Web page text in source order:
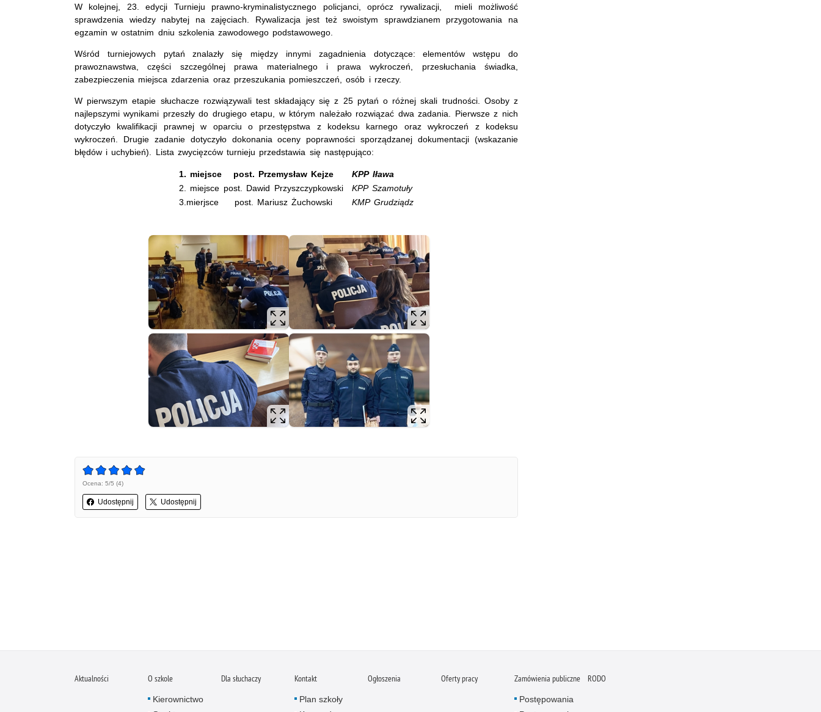
W kolejnej, 23. edycji Turnieju prawno-kryminalistycznego policjanci, oprócz rywalizacji, mieli możliwość
sprawdzenia wiedzy nabytej na zajęciach. Rywalizacja jest też swoistym sprawdzianem przygotowania na
egzamin w ostatnim dniu szkolenia zawodowego podstawowego.
Wśród turniejowych pytań znalazły się między innymi zagadnienia dotyczące: elementów wstępu do
prawoznawstwa, części szczególnej prawa materialnego i prawa wykroczeń, przesłuchania świadka,
zabezpieczenia miejsca zdarzenia oraz przeszukania pomieszczeń, osób i rzeczy.
W pierwszym etapie słuchacze rozwiązywali test składający się z 25 pytań o różnej skali trudności. Osoby z
najlepszymi wynikami przeszły do drugiego etapu, w którym należało rozwiązać dwa zadania. Pierwsze z nich
dotyczyło kwalifikacji prawnej w oparciu o przestępstwa z kodeksu karnego oraz wykroczeń z kodeksu
wykroczeń. Drugie zadanie dotyczyło dokonania oceny poprawności sporządzanej dokumentacji (wskazanie
błędów i uchybień). Lista zwycięzców turnieju przedstawia się następująco:
1. miejsce post. Przemysław Kejze
KPP Iława
2. miejsce post. Dawid Przyszczypkowski
KPP Szamotuły
3.mierjsce
post. Mariusz Żuchowski KMP Grudziądz
Ocena: 5/5 (4)
Udostępnij Udostępnij
Aktualności O szkole
Kierownictwo
Dla słuchaczy Kontakt
Plan szkoły
Ogłoszenia Oferty pracy Zamówienia publiczne
Postępowania
RODO